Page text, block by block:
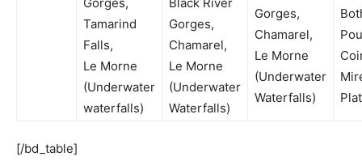
Tamarind
Falls,
Le Morne
(Underwater
waterfalls)
Gorges,
Chamarel,
Le Morne
(Underwater
Waterfalls)
Gorges,
Chamarel,
Le Morne
(Underwater
Waterfalls)
[/bd_table]